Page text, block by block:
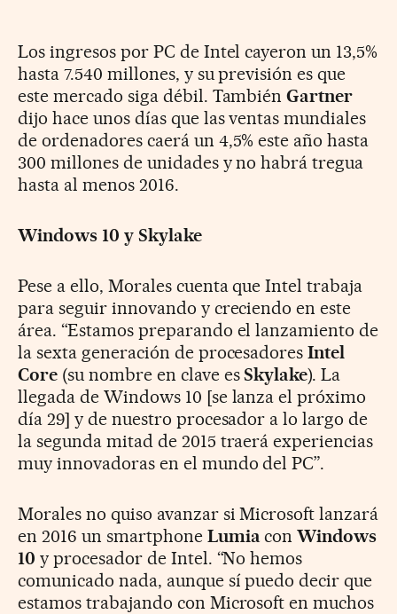
Los ingresos por PC de Intel cayeron un 13,5%
hasta 7.540 millones, y su previsión es que
este mercado siga débil. TambiénGartner
dijo hace unos días que las ventas mundiales
de ordenadores caerá un 4,5% este año hasta
300 millones de unidades y no habrá tregua
hasta al menos 2016.
Windows 10 y Skylake
Pese a ello, Morales cuenta que Intel trabaja
para seguir innovando y creciendo en este
área. “Estamos preparando el lanzamiento de
la sexta generación de procesadoresIntel
Core(su nombre en clave esSkylake). La
llegada de Windows 10 [se lanza el próximo
día 29] y de nuestro procesador a lo largo de
la segunda mitad de 2015 traerá experiencias
muy innovadoras en el mundo del PC”.
Morales no quiso avanzar si Microsoft lanzará
en 2016 un smartphone Lumia conWindows
10 y procesador de Intel. “No hemos
comunicado nada, aunque sí puedo decir que
estamos trabajando con Microsoft en muchos